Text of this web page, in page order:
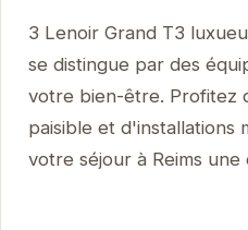
3 Lenoir Grand T3
se distingue par des
votre bien-être. Profitez
paisible et d'installations
votre séjour à Reims